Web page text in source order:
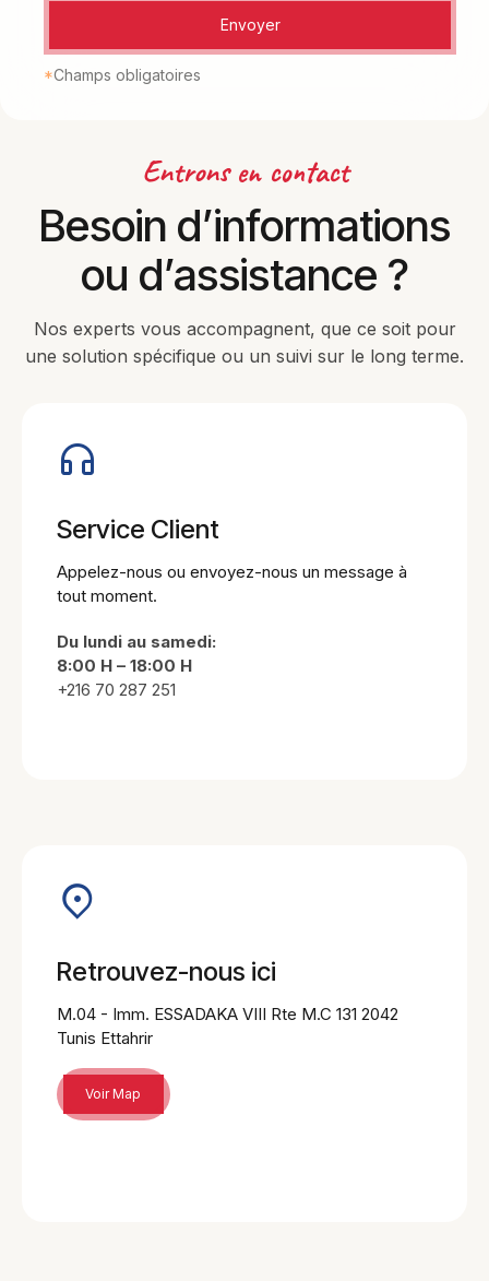
*Champs obligatoires
Entrons en contact
Besoin d’informations
ou d’assistance ?
Nos experts vous accompagnent, que ce soit pour
une solution spécifique ou un suivi sur le long terme.
Service Client
Appelez-nous ou envoyez-nous un message à
tout moment.
Du lundi au samedi:
8:00 H – 18:00 H
+216 70 287 251
Retrouvez-nous ici
M.04 - Imm. ESSADAKA VIII Rte M.C 131 2042
Tunis Ettahrir
Voir Map